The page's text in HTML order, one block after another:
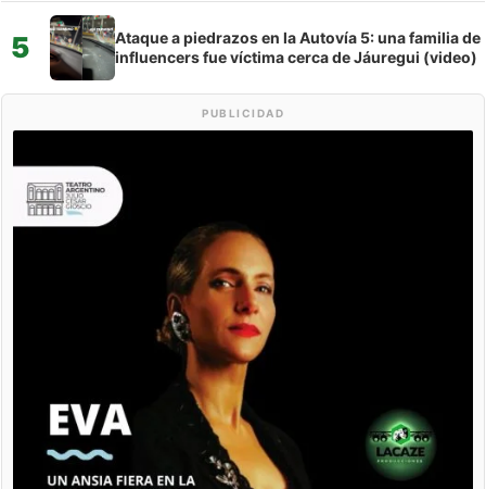
5
Ataque a piedrazos en la Autovía 5: una familia de
influencers fue víctima cerca de Jáuregui (video)
PUBLICIDAD